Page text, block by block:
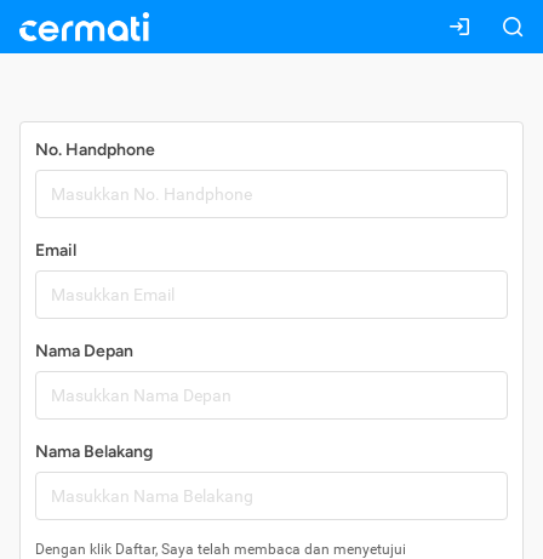
No. Handphone
Email
Nama Depan
Nama Belakang
Dengan klik Daftar, Saya telah membaca dan menyetujui